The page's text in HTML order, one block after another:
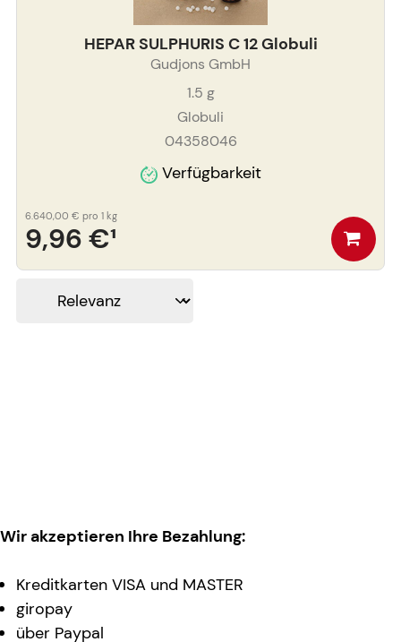
HEPAR SULPHURIS C 12 Globuli
Gudjons GmbH
1.5 g
Globuli
04358046
Verfügbarkeit
9,96 €¹
6.640,00 € pro 1 kg
Wir akzeptieren Ihre Bezahlung:
Kreditkarten VISA und MASTER
giropay
über Paypal